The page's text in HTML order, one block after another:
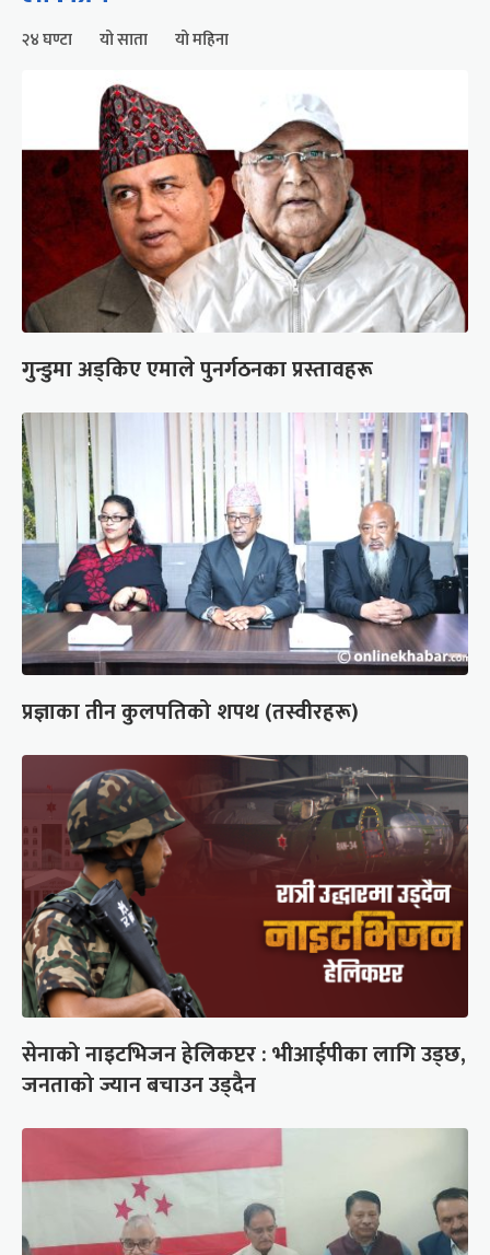
२४ घण्टा यो साता यो महिना
गुन्डुमा अड्किए एमाले पुनर्गठनका प्रस्तावहरू
प्रज्ञाका तीन कुलपतिको शपथ (तस्वीरहरू)
सेनाको नाइटभिजन हेलिकप्टर : भीआईपीका लागि उड्छ,
जनताको ज्यान बचाउन उड्दैन